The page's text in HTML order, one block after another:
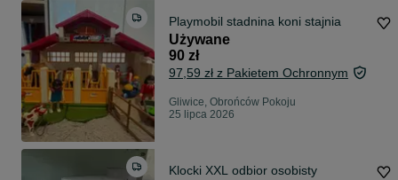
Playmobil stadnina koni stajnia
Używane
90 zł
97,59 zł z Pakietem Ochronnym
Gliwice, Obrońców Pokoju
25 lipca 2026
Klocki XXL odbior osobisty